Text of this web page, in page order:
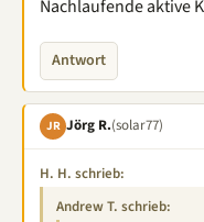
Nachlaufende aktive
Antwort
JR Jörg R.(solar77)
H. H. schrieb:
Andrew T. schrieb: